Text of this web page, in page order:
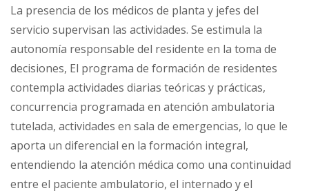
La presencia de los médicos de planta y jefes del
servicio supervisan las actividades. Se estimula la
autonomía responsable del residente en la toma de
decisiones, El programa de formación de residentes
contempla actividades diarias teóricas y prácticas,
concurrencia programada en atención ambulatoria
tutelada, actividades en sala de emergencias, lo que le
aporta un diferencial en la formación integral,
entendiendo la atención médica como una continuidad
entre el paciente ambulatorio, el internado y el